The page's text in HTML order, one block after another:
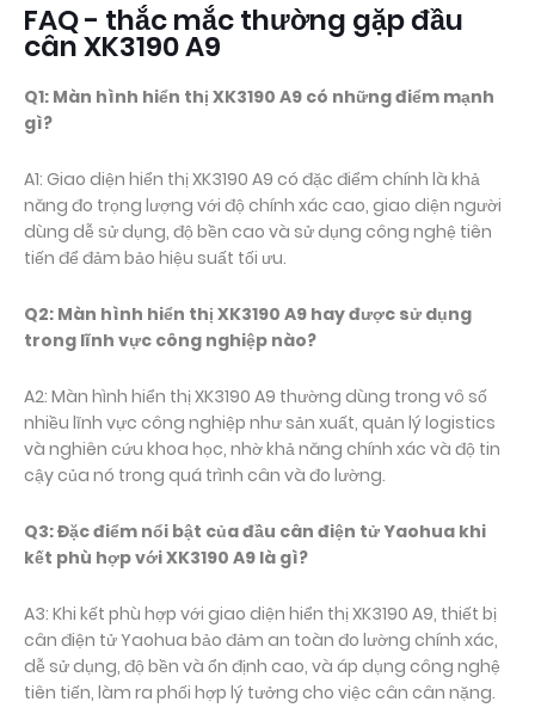
FAQ - thắc mắc thường gặp đầu
cân XK3190 A9
Q1: Màn hình hiển thị XK3190 A9 có những điểm mạnh
gì?
A1: Giao diện hiển thị XK3190 A9 có đặc điểm chính là khả
năng đo trọng lượng với độ chính xác cao, giao diện người
dùng dễ sử dụng, độ bền cao và sử dụng công nghệ tiên
tiến để đảm bảo hiệu suất tối ưu.
Q2: Màn hình hiển thị XK3190 A9 hay được sử dụng
trong lĩnh vực công nghiệp nào?
A2: Màn hình hiển thị XK3190 A9 thường dùng trong vô số
nhiều lĩnh vực công nghiệp như sản xuất, quản lý logistics
và nghiên cứu khoa học, nhờ khả năng chính xác và độ tin
cậy của nó trong quá trình cân và đo lường.
Q3: Đặc điểm nổi bật của đầu cân điện tử Yaohua khi
kết phù hợp với XK3190 A9 là gì?
A3: Khi kết phù hợp với giao diện hiển thị XK3190 A9, thiết bị
cân điện tử Yaohua bảo đảm an toàn đo lường chính xác,
dễ sử dụng, độ bền và ổn định cao, và áp dụng công nghệ
tiên tiến, làm ra phối hợp lý tưởng cho việc cân cân nặng.